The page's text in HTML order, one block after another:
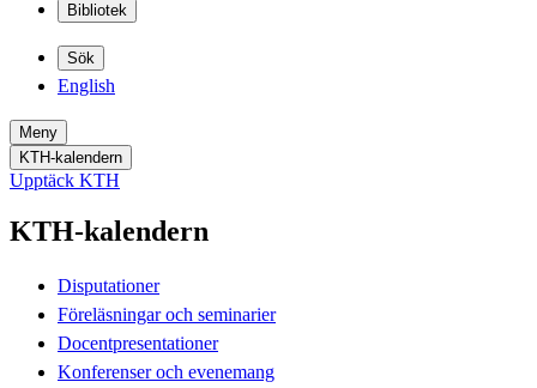
Bibliotek
Sök
English
Meny
KTH-kalendern
Upptäck KTH
KTH-kalendern
Disputationer
Föreläsningar och seminarier
Docentpresentationer
Konferenser och evenemang